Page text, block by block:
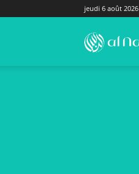
jeudi 6 août 2026